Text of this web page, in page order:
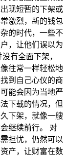
现短暂的下架或
激烈，新的钱包
的时代，一些不
，让他们误以为
有全面下架，
往常一样轻松地
到自己心仪的商
能会因为当地严
下载的情况，但
下架，就像一艘
继续前行。 对
担忧，仍然可以
产，让财富在数